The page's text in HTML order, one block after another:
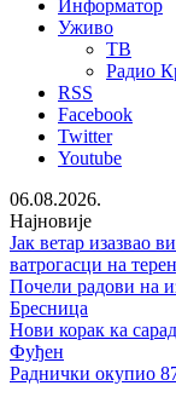
Информатор
Уживо
ТВ
Радио
RSS
Facebook
Twitter
Youtube
06.08.2026.
Најновије
Јак ветар изазвао
ватрогасци на
Почели радови на
Бресница
Нови корак ка
Фуђен
Раднички окупио